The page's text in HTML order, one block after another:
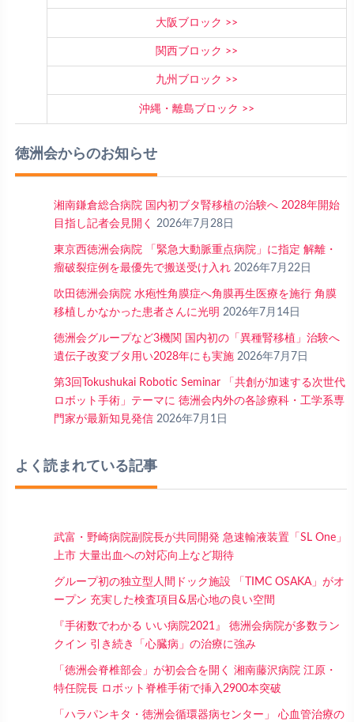
大阪ブロック
関西ブロック
九州ブロック
沖縄・離島ブロック
徳洲会からのお知らせ
湘南鎌倉総合病院 国内初ブタ腎移植の治験へ 2028年開始
目指し記者会見開く
2026年7月28日
東京西徳洲会病院 「緊急大動脈重点病院」に指定 解離・
瘤破裂症例を最優先で搬送受け入れ 2026年7月22日
吹田徳洲会病院 水疱性角膜症へ角膜再生医療を施行 角膜
移植しかなかった患者さんに光明 2026年7月14日
徳洲会グループなど3機関 国内初の「異種腎移植」治験へ
遺伝子改変ブタ用い2028年にも実施 2026年7月7日
第3回Tokushukai Robotic Seminar 「共創が加速する次世代
ロボット手術」テーマに 徳洲会内外の各診療科・工学系専
門家が最新知見発信 2026年7月1日
よく読まれている記事
武富・野崎病院副院長が共同開発 急速輸液装置「SL One」
上市 大量出血への対応向上など期待
グループ初の独立型人間ドック施設 「TIMC OSAKA」がオ
ープン 充実した検査項目&居心地の良い空間
『手術数でわかる いい病院2021』 徳洲会病院が多数ラン
クイン 引き続き「心臓病」の治療に強み
「徳洲会脊椎部会」が初会合を開く 湘南藤沢病院 江原・
特任院長 ロボット脊椎手術で挿入2900本突破
「ハラパンキタ・徳洲会循環器病センター」 心血管治療の